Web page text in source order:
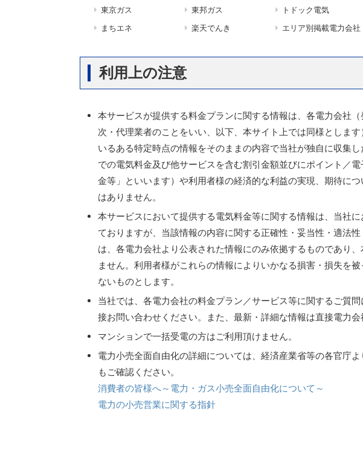
東京ガス
東邦ガス トドック電気
まちエネ
楽天でんき エリア別掲載電力会社
利用上の注意
本サービスが提供する料金プランに関する情報は、各電力会社
次・代理業者のことをいい、以下、本サイト上では同様としま
いるある特定時点の情報をそのままの内容で当社が独自に収集
での電気料金及び他サービスを含む割引金額並びにポイント／
金等」といいます）や利用者様の経済的な利益の実現、期待に
はありません。
本サービスにおいて提供する電気料金等に関する情報は、当社
ておりますが、当該情報の内容に関する正確性・妥当性・適法
は、各電力会社より公表された情報にのみ依拠するものであり
ません。利用者様がこれらの情報によりいかなる損害・損失を
ないものとします。
当社では、各電力会社の料金プラン／サービス等に関するご質
接お問い合わせください。また、最新・詳細な情報は直接電力会
マンションで一括受電の方はご利用頂けません。
電力小売全面自由化の詳細については、経済産業省等の各官庁
もご確認ください。
消費者の皆様へ～電力・ガス小売全面自由化について～
電力の小売営業に関する指針